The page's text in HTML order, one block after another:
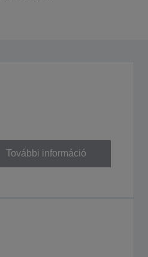
További információ